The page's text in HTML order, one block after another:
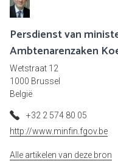
Persdienst van
Ambtenarenzaken
Wetstraat 12
1000 Brussel
België
+32 2 574 80 05
http://www.minfin.fgov.be
Alle artikelen van deze bron